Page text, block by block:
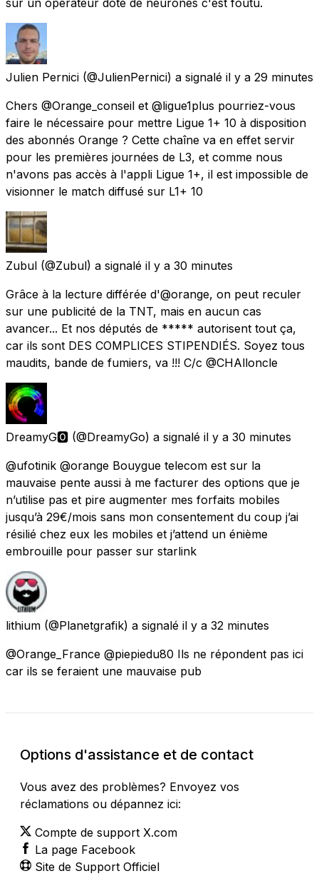
Julien Pernici (@JulienPernici) a signalé il y a 29 minutes
Chers @Orange_conseil et @ligue1plus pourriez-vous
faire le nécessaire pour mettre Ligue 1+ 10 à disposition
des abonnés Orange ? Cette chaîne va en effet servir
pour les premières journées de L3, et comme nous
n'avons pas accès à l'appli Ligue 1+, il est impossible de
visionner le match diffusé sur L1+ 10
Zubul (@Zubul) a signalé il y a 30 minutes
Grâce à la lecture différée d'@orange, on peut reculer
sur une publicité de la TNT, mais en aucun cas
avancer... Et nos députés de ***** autorisent tout ça,
car ils sont DES COMPLICES STIPENDIÉS. Soyez tous
maudits, bande de fumiers, va !!! C/c @CHAlloncle
DreamyG🅾️ (@DreamyGo) a signalé il y a 30 minutes
@ufotinik @orange Bouygue telecom est sur la
mauvaise pente aussi à me facturer des options que je
n’utilise pas et pire augmenter mes forfaits mobiles
jusqu’à 29€/mois sans mon consentement du coup j’ai
résilié chez eux les mobiles et j’attend un énième
embrouille pour passer sur starlink
lithium (@Planetgrafik) a signalé il y a 32 minutes
@Orange_France @piepiedu80 Ils ne répondent pas ici
car ils se feraient une mauvaise pub
Options d'assistance et de contact
Vous avez des problèmes? Envoyez vos
réclamations ou dépannez ici:
Compte de support X.com
La page Facebook
Site de Support Officiel